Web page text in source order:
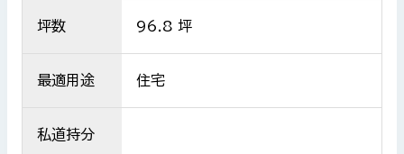
坪数 96.8 坪
最適用途 住宅
私道持分